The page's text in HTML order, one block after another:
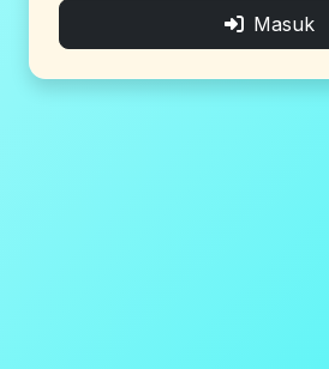
Masuk